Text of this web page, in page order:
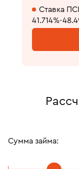
Ставка
41.714%-
Сумма займа: